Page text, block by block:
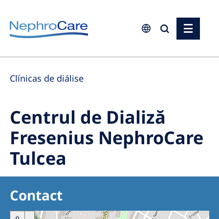
Europe
Czech Republic
Germany
Israel
Italy
Poland
Portugal
Clínicas de diálise
Centrul de Dializă
Fresenius NephroCare
Tulcea
Contact